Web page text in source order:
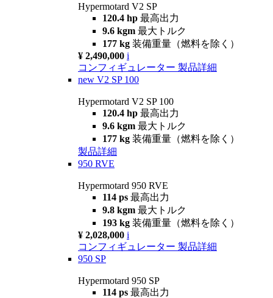
Hypermotard V2 SP
120.4 hp 最高出力
9.6 kgm 最大トルク
177 kg 装備重量（燃料を除く）
¥ 2,490,000 i
コンフィギュレーター 製品詳細
new V2 SP 100
Hypermotard V2 SP 100
120.4 hp 最高出力
9.6 kgm 最大トルク
177 kg 装備重量（燃料を除く）
製品詳細
950 RVE
Hypermotard 950 RVE
114 ps 最高出力
9.8 kgm 最大トルク
193 kg 装備重量（燃料を除く）
¥ 2,028,000 i
コンフィギュレーター 製品詳細
950 SP
Hypermotard 950 SP
114 ps 最高出力